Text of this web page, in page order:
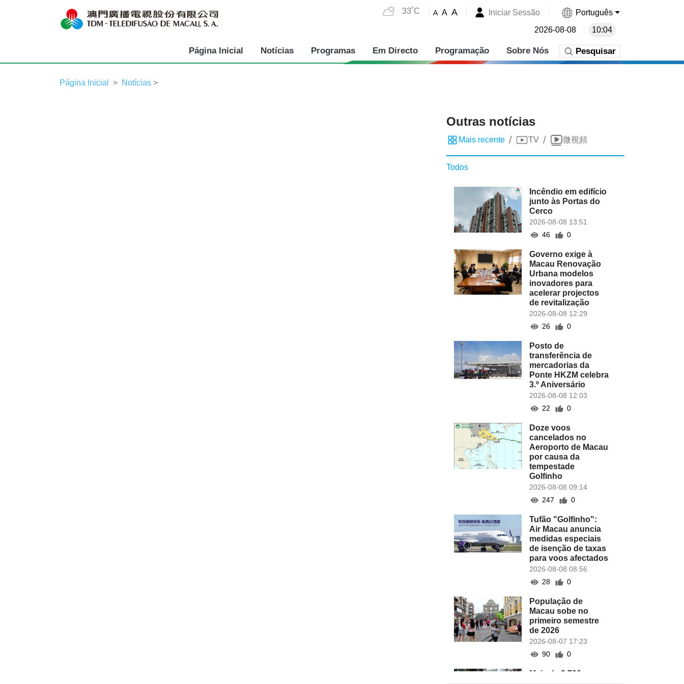
33˚C A A A Iniciar Sessão Português
2026-08-08 10:04
Página Inicial Notícias Programas Em Directo Programação Sobre Nós Pesquisar
Página Inicial Notícias >
Outras notícias
Mais recente / TV / 微視頻
Todos
Incêndio em edifício
junto às Portas do
Cerco
2026-08-08 13:51
46
0
Governo exige à
Macau Renovação
Urbana modelos
inovadores para
acelerar projectos
de revitalização
2026-08-08 12:29
26
0
Posto de
transferência de
mercadorias da
Ponte HKZM celebra
3.º Aniversário
2026-08-08 12:03
22
0
Doze voos
cancelados no
Aeroporto de Macau
por causa da
tempestade
Golfinho
2026-08-08 09:14
247
0
Tufão "Golfinho":
Air Macau anuncia
medidas especiais
de isenção de taxas
para voos afectados
2026-08-08 08:56
28
0
População de
Macau sobe no
primeiro semestre
de 2026
2026-08-07 17:23
90
0
Mais de 2.700 novas